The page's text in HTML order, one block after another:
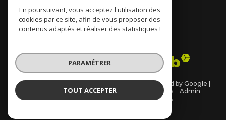
NOUS
adhérons
© 2026 | Tous droits réservés | Traduction powered by Google |
Nos honoraires Mentions légales
Admin
Partenaires
Politique RGPD Cookies
En poursuivant, vous acceptez l'utilisation des
cookies par ce site, afin de vous proposer des
contenus adaptés et réaliser des statistiques !
PARAMÉTRER
TOUT ACCEPTER